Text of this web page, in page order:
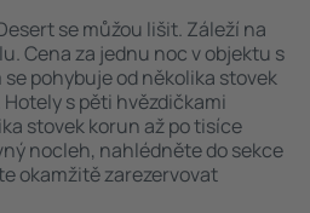
se můžou lišit. Záleží na
Cena za jednu noc v objektu s
pohybuje od několika stovek
s pěti hvězdičkami
stovek korun až po tisíce
nocleh, nahlédněte do sekce
okamžitě zarezervovat